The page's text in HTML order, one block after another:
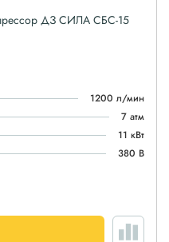
ДЗ СИЛА СБС-15
1200 л/мин
7 атм
11 кВт
380 В